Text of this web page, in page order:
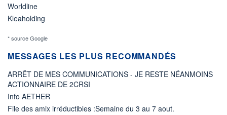
Worldline
Kleaholding
* source Google
MESSAGES LES PLUS RECOMMANDÉS
ARRÊT DE MES COMMUNICATIONS - JE RESTE NÉANMOINS
ACTIONNAIRE DE 2CRSI
Info AETHER
File des amix irréductibles :Semaine du 3 au 7 aout.